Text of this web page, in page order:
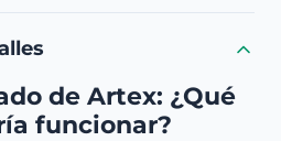
de Artex: ¿Qué
funcionar?